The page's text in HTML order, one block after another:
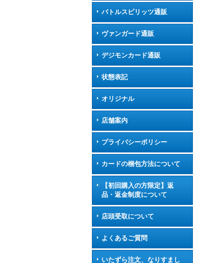
バトルスピリッツ通販
ヴァンガード通販
デジモンカード通販
状態表記
オリジナル
店舗案内
プライバシーポリシー
カードの梱包方法について
【初回購入の方限定】返
品・返金制度について
店頭受取について
よくあるご質問
いたずら注文、なりすまし